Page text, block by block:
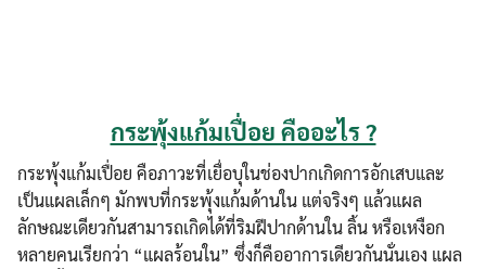
กระพุ้งแก้มเปื่อย คืออะไร ?
กระพุ้งแก้มเปื่อย คือภาวะที่เยื่อบุในช่องปากเกิดการอักเสบและ
เป็นแผลเล็กๆ มักพบที่กระพุ้งแก้มด้านใน แต่จริงๆ แล้วแผล
ลักษณะเดียวกันสามารถเกิดได้ที่ริมฝีปากด้านใน ลิ้น หรือเหงือก
หลายคนเรียกว่า “แผลร้อนใน” ซึ่งก็คืออาการเดียวกันนั่นเอง แผล